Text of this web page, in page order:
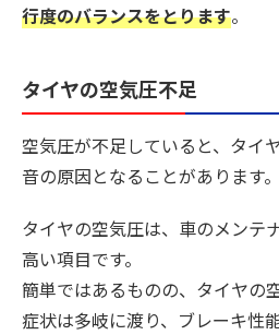
行度のバランスをとります。
タイヤの空気圧不足
空気圧が不足していると、タイ
音の原因となることがあります。
タイヤの空気圧は、車のメンテ
高い項目です。
簡単ではあるものの、タイヤの
症状は多岐に渡り、ブレーキ性